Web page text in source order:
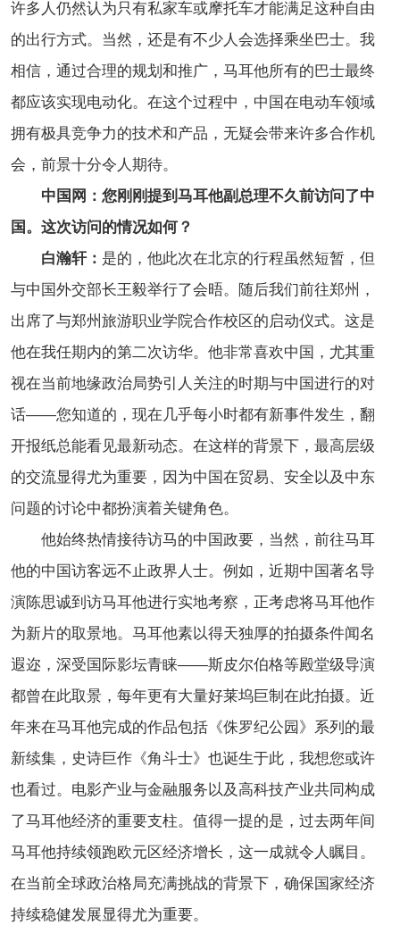
许多人仍然认为只有私家车或摩托车才能满足这种自由
的出行方式。当然，还是有不少人会选择乘坐巴士。我
相信，通过合理的规划和推广，马耳他所有的巴士最终
都应该实现电动化。在这个过程中，中国在电动车领域
拥有极具竞争力的技术和产品，无疑会带来许多合作机
会，前景十分令人期待。
中国网：您刚刚提到马耳他副总理不久前访问了中
国。这次访问的情况如何？
白瀚轩： 是的，他此次在北京的行程虽然短暂，但
与中国外交部长王毅举行了会晤。随后我们前往郑州，
出席了与郑州旅游职业学院合作校区的启动仪式。这是
他在我任期内的第二次访华。 他非常喜欢中国，尤其重
视在当前地缘政治局势引人关注的时期与中国进行的对
话——您知道的，现在几乎每小时都有新事件发生，翻
开报纸总能看见最新动态。在这样的背景下，最高层级
的交流显得尤为重要，因为中国在贸易、安全以及中东
问题的讨论中都扮演着关键角色。
他始终热情接待访马的中国政要，当然，前往马耳
他的中国访客远不止政界人士。 例如，近期中国著名导
演陈思诚到访马耳他进行实地考察，正考虑将马耳他作
为新片的取景地。马耳他素以得天独厚的拍摄条件闻名
遐迩，深受国际影坛青睐——斯皮尔伯格等殿堂级导演
都曾在此取景，每年更有大量好莱坞巨制在此拍摄。近
年来在马耳他完成的作品包括《侏罗纪公园》系列的最
新续集，史诗巨作《角斗士》也诞生于此，我想您或许
也看过。电影产业与金融服务以及高科技产业共同构成
了马耳他经济的重要支柱。值得一提的是，过去两年间
马耳他持续领跑欧元区经济增长，这一成就令人瞩目。
在当前全球政治格局充满挑战的背景下，确保国家经济
持续稳健发展显得尤为重要。